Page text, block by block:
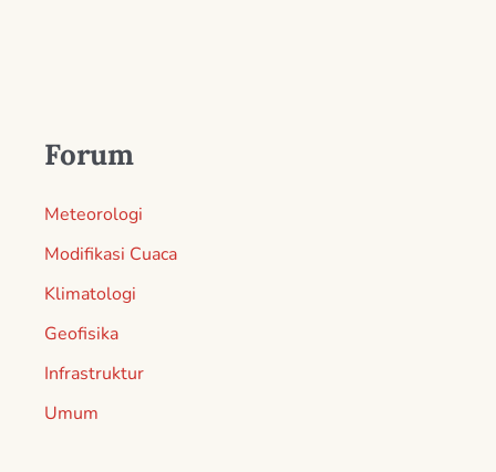
Forum
Meteorologi
Modifikasi Cuaca
Klimatologi
Geofisika
Infrastruktur
Umum